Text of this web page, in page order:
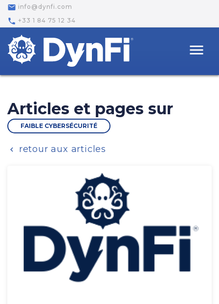
email info@dynfi.com
phone +33 1 84 75 12 34
menu
Articles et pages sur
FAIBLE CYBERSÉCURITÉ
chevron_left retour aux articles